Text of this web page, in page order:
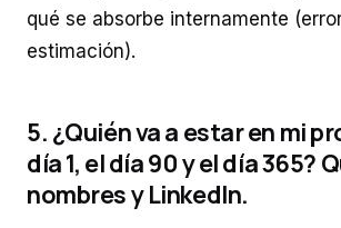
qué se absorbe internamente
estimación).
5. ¿Quién va a estar en mi
día 1, el día 90 y el día 365?
nombres y LinkedIn.